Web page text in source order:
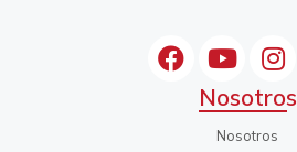
Nosotros
Nosotros